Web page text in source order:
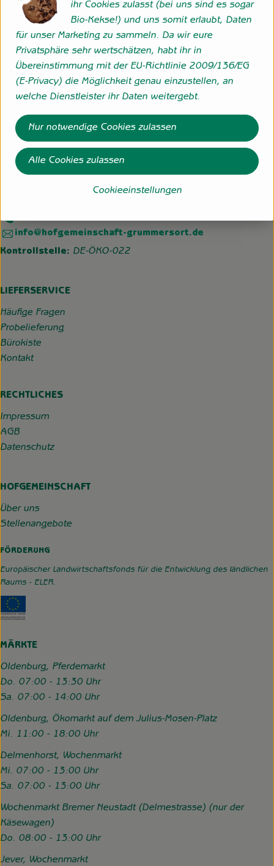
Hersteller: Hofgemeinschaft Grummersort GbR
27798 Hude eigene Erzeugung
zur Webseite
Externer Link zu https://www.instagram.com/
Externer Link zu https://wp.solawi-
Hofgemeinschaft Grummersort
info@hofgemeinschaft-grummersort.de
Kontrollstelle: DE-ÖKO-022
LIEFERSERVICE
Häufige Fragen
Probelieferung
Bürokiste
Kontakt
RECHTLICHES
Impressum
AGB
Datenschutz
HOFGEMEINSCHAFT
Über uns
Stellenangebote
FÖRDERUNG
Europäischer Landwirtschaftsfonds für die Entwicklung des ländlichen
Raums - ELER.
MÄRKTE
Oldenburg, Pferdemarkt
Do. 07:00 - 13:30 Uhr
Sa. 07:00 - 14:00 Uhr
Oldenburg, Ökomarkt auf dem Julius-Mosen-Platz
Mi. 11:00 - 18:00 Uhr
Delmenhorst, Wochenmarkt
Mi. 07:00 - 13:00 Uhr
Sa. 07:00 - 13:00 Uhr
Wochenmarkt Bremer Neustadt (Delmestrasse) (nur der
Käsewagen)
Do. 08:00 - 13:00 Uhr
Jever, Wochenmarkt
ihr Cookies zulasst (bei uns sind es sogar
Bio-Kekse!) und uns somit erlaubt, Daten
für unser Marketing zu sammeln. Da wir eure
Privatsphäre sehr wertschätzen, habt ihr in
Übereinstimmung mit der EU-Richtlinie 2009/136/EG
(E-Privacy) die Möglichkeit genau einzustellen, an
welche Dienstleister ihr Daten weitergebt.
Cookieeinstellungen
Nur notwendige Cookies zulassen
Alle Cookies zulassen